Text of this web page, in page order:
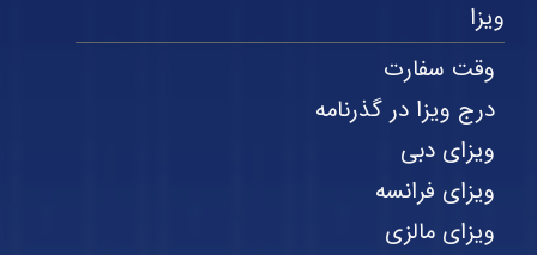
ویزا
وقت سفارت
درج ویزا در گذرنامه
ویزای دبی
ویزای فرانسه
ویزای مالزی